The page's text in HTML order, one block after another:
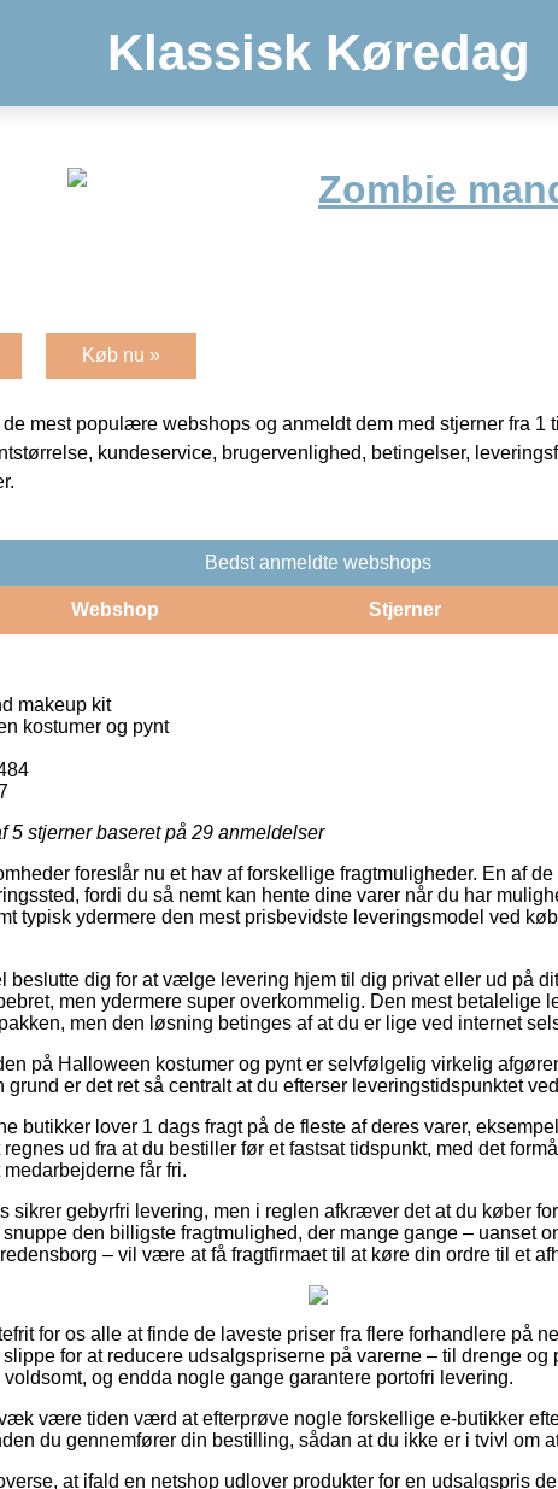
Klassisk Køredag
Zombie
Køb nu »
mest populære webshops og anmeldt dem med stjerner fra 1
kundeservice, brugervenlighed, betingelser,
Bedst anmeldte webshops
Webshop Stjerner
makeup kit
kostumer og pynt
5 stjerner baseret på 29 anmeldelser
foreslår nu et hav af forskellige fragtmuligheder. En af
fordi du så nemt kan hente dine varer når du har
typisk ydermere den mest prisbevidste leveringsmodel ved
beslutte dig for at vælge levering hjem til dig privat eller ud på
men ydermere super overkommelig. Den mest betalelige
men den løsning betinges af at du er lige ved internet
på Halloween kostumer og pynt er selvfølgelig virkelig
grund er det ret så centralt at du efterser leveringstidspunktet
butikker lover 1 dags fragt på de fleste af deres varer,
regnes ud fra at du bestiller før et fastsat tidspunkt, med det
får fri.
sikrer gebyrfri levering, men i reglen afkræver det at du køber
den billigste fragtmulighed, der mange gange – uanset
– vil være at få fragtfirmaet til at køre din ordre til et
for os alle at finde de laveste priser fra flere forhandlere på
for at reducere udsalgspriserne på varerne – til drenge og
og endda nogle gange garantere portofri levering.
være tiden værd at efterprøve nogle forskellige e-butikker
du gennemfører din bestilling, sådan at du ikke er i tvivl om
at ifald en netshop udlover produkter for en udsalgspris